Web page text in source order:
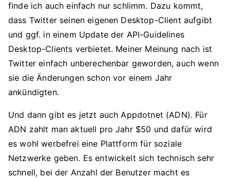
finde ich auch einfach nur schlimm. Dazu kommt,
dass Twitter seinen eigenen Desktop-Client aufgibt
und ggf. in einem Update der API-Guidelines
Desktop-Clients verbietet. Meiner Meinung nach ist
Twitter einfach unberechenbar geworden, auch wenn
sie die Änderungen schon vor einem Jahr
ankündigten.
Und dann gibt es jetzt auch Appdotnet (ADN). Für
ADN zahlt man aktuell pro Jahr $50 und dafür wird
es wohl werbefrei eine Plattform für soziale
Netzwerke geben. Es entwickelt sich technisch sehr
schnell, bei der Anzahl der Benutzer macht es